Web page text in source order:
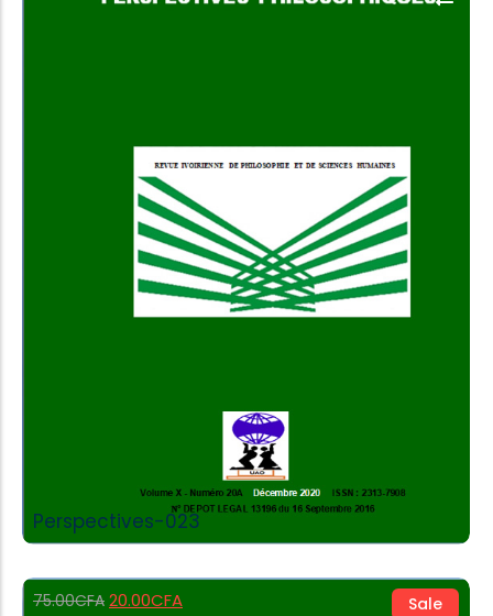
Perspectives-023
Add to Cart
Sale
75.00CFA 20.00CFA